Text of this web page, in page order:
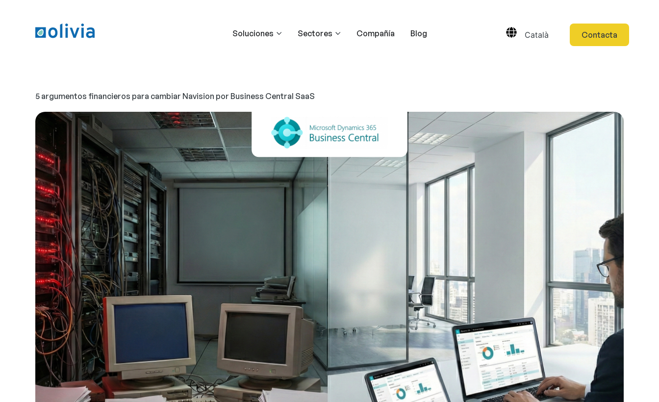
Soluciones Sectores Compañía Blog Català Contacta
5 argumentos financieros para cambiar Navision por Business Central SaaS